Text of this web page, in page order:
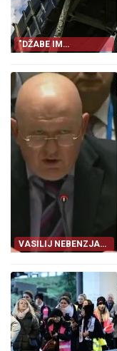
"DŽABE IM
ZVECKANJE
VASILIJ NEBENZJA
NA SEDNICI SB UN